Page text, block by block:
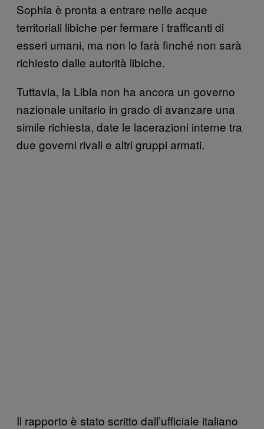
Sophia è pronta a entrare nelle acque
territoriali libiche per fermare i trafficanti di
esseri umani, ma non lo farà finché non sarà
richiesto dalle autorità libiche.
Tuttavia, la Libia non ha ancora un governo
nazionale unitario in grado di avanzare una
simile richiesta, date le lacerazioni interne tra
due governi rivali e altri gruppi armati.
Il rapporto è stato scritto dall’ufficiale italiano